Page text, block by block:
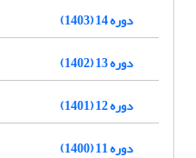
دوره 14 (1403)
دوره 13 (1402)
دوره 12 (1401)
دوره 11 (1400)